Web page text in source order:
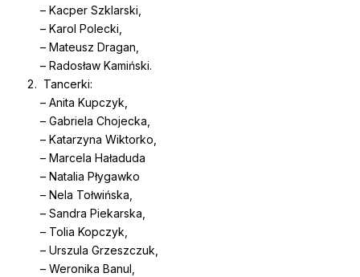
– Kacper Szklarski,
– Karol Polecki,
– Mateusz Dragan,
– Radosław Kamiński.
Tancerki:
– Anita Kupczyk,
– Gabriela Chojecka,
– Katarzyna Wiktorko,
– Marcela Haładuda
– Natalia Płygawko
– Nela Tołwińska,
– Sandra Piekarska,
– Tolia Kopczyk,
– Urszula Grzeszczuk,
– Weronika Banul,